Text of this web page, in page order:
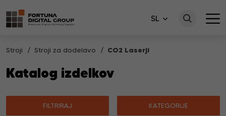
SL
Stroji Stroji za dodelavo CO2 Laserji
Katalog izdelkov
FILTRIRAJ KATEGORIJE